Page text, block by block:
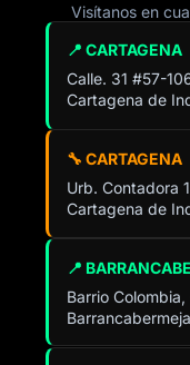
Visítanos en
📍 CARTAGENA
Calle. 31 #57-
Cartagena de
🔧 CARTAGENA
Urb. Contadora
Cartagena de
📍
Barrio